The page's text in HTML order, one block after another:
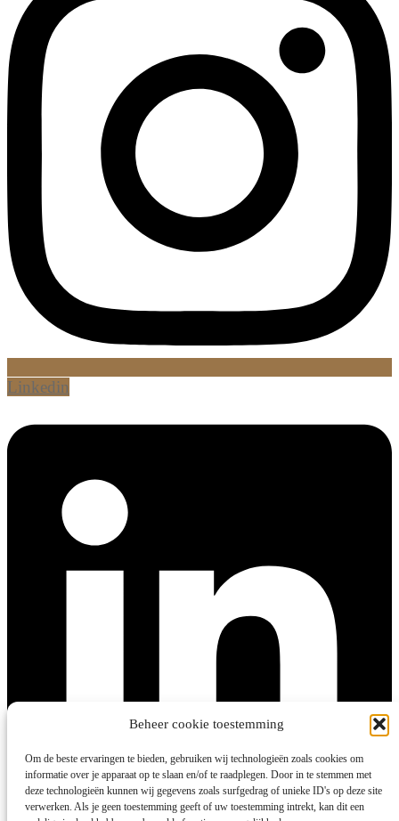
Beheer cookie toestemming
Om de beste ervaringen te bieden, gebruiken wij technologieën zoals cookies om
informatie over je apparaat op te slaan en/of te raadplegen. Door in te stemmen met
deze technologieën kunnen wij gegevens zoals surfgedrag of unieke ID's op deze site
verwerken. Als je geen toestemming geeft of uw toestemming intrekt, kan dit een
Linkedin